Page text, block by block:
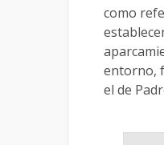
como
entorno,
el de